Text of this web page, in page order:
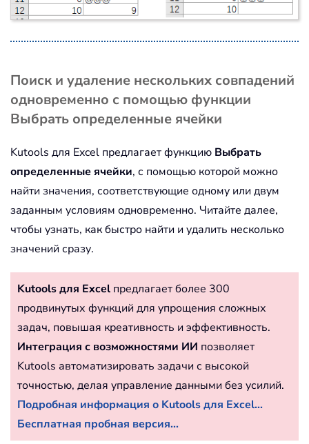
Поиск и удаление нескольких совпадений
одновременно с помощью функции
Выбрать определенные ячейки
Kutools для Excel предлагает функцию Выбрать
определенные ячейки, с помощью которой можно
найти значения, соответствующие одному или двум
заданным условиям одновременно. Читайте далее,
чтобы узнать, как быстро найти и удалить несколько
значений сразу.
Kutools для Excel предлагает более 300
продвинутых функций для упрощения сложных
задач, повышая креативность и эффективность.
Интеграция с возможностями ИИ позволяет
Kutools автоматизировать задачи с высокой
точностью, делая управление данными без усилий.
Подробная информация о Kutools для Excel...
Бесплатная пробная версия...